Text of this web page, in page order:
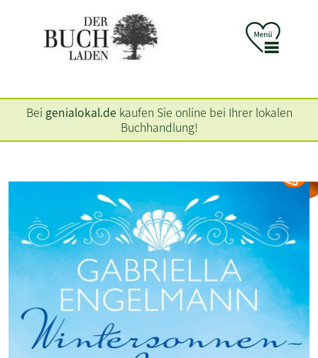
Bei genialokal.de kaufen Sie online bei Ihrer lokalen
Buchhandlung!